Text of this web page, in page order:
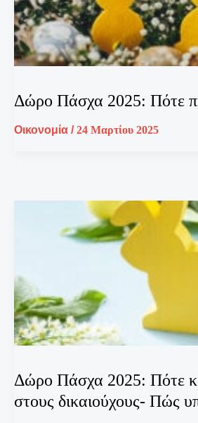
Δώρο Πάσχα 2025: Πότε
Οικονομία /24 Μαρτίου 2025
Δώρο Πάσχα 2025: Πότε
στους δικαιούχους- Πώς